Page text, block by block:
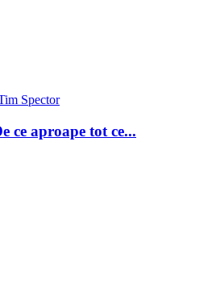
Spector
ce aproape tot ce...